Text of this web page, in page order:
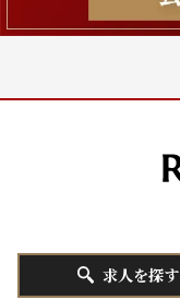
求人を探す